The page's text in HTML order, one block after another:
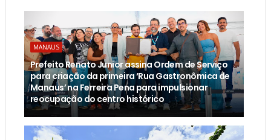
MANAUS
Prefeito Renato Junior assina Ordem de Serviço
para criação da primeira ‘Rua Gastronômica de
Manaus’ na Ferreira Pena para impulsionar
reocupação do centro histórico